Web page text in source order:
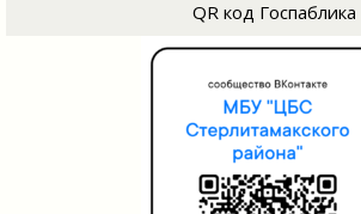
QR код Госпаблика